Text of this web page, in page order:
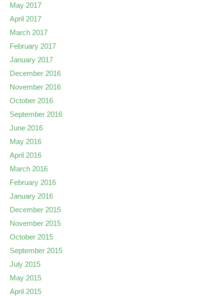
May 2017
April 2017
March 2017
February 2017
January 2017
December 2016
November 2016
October 2016
September 2016
June 2016
May 2016
April 2016
March 2016
February 2016
January 2016
December 2015
November 2015
October 2015
September 2015
July 2015
May 2015
April 2015